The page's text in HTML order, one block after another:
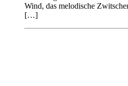
Wind, das melodische
[…]